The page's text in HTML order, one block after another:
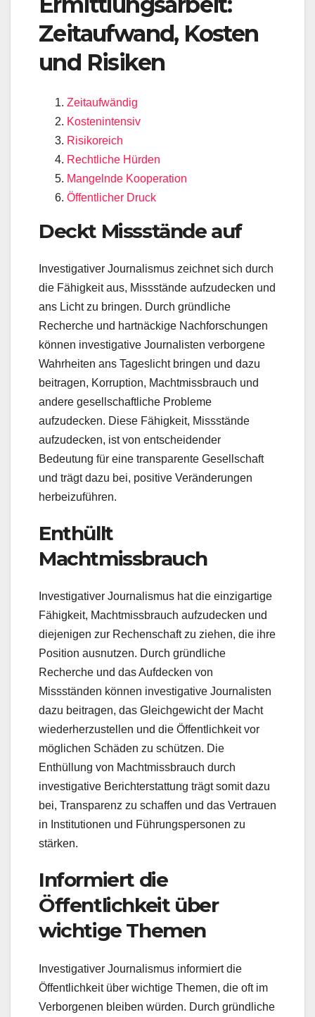
Zeitaufwand, Kosten
und Risiken
Zeitaufwändig
Kostenintensiv
Risikoreich
Rechtliche Hürden
Mangelnde Kooperation
Öffentlicher Druck
Deckt Missstände auf
Investigativer Journalismus zeichnet sich durch
die Fähigkeit aus, Missstände aufzudecken und
ans Licht zu bringen. Durch gründliche
Recherche und hartnäckige Nachforschungen
können investigative Journalisten verborgene
Wahrheiten ans Tageslicht bringen und dazu
beitragen, Korruption, Machtmissbrauch und
andere gesellschaftliche Probleme
aufzudecken. Diese Fähigkeit, Missstände
aufzudecken, ist von entscheidender
Bedeutung für eine transparente Gesellschaft
und trägt dazu bei, positive Veränderungen
herbeizuführen.
Enthüllt
Machtmissbrauch
Investigativer Journalismus hat die einzigartige
Fähigkeit, Machtmissbrauch aufzudecken und
diejenigen zur Rechenschaft zu ziehen, die ihre
Position ausnutzen. Durch gründliche
Recherche und das Aufdecken von
Missständen können investigative Journalisten
dazu beitragen, das Gleichgewicht der Macht
wiederherzustellen und die Öffentlichkeit vor
möglichen Schäden zu schützen. Die
Enthüllung von Machtmissbrauch durch
investigative Berichterstattung trägt somit dazu
bei, Transparenz zu schaffen und das Vertrauen
in Institutionen und Führungspersonen zu
stärken.
Informiert die
Öffentlichkeit über
wichtige Themen
Investigativer Journalismus informiert die
Öffentlichkeit über wichtige Themen, die oft im
Verborgenen bleiben würden. Durch gründliche